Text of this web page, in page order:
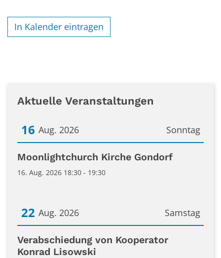
In Kalender eintragen
Aktuelle Veranstaltungen
Sonntag
16 Aug. 2026
Datum: 16. August 2026
Moonlightchurch Kirche Gondorf
16. Aug. 2026 18:30 - 19:30
Samstag
22 Aug. 2026
Datum: 22. August 2026
Verabschiedung von Kooperator
Konrad Lisowski